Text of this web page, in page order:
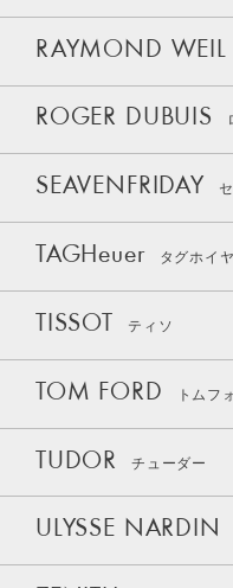
RAYMOND WEIL
ROGER DUBUIS
SEAVENFRIDAY
TAGHeuer タグホイ
TISSOT ティソ
TOM FORD トムフ
TUDOR チューダー
ULYSSE NARDIN